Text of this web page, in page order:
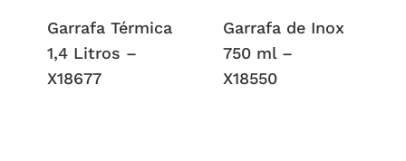
Garrafa Térmica
1,4 Litros –
X18677
Garrafa de Inox
750 ml –
X18550